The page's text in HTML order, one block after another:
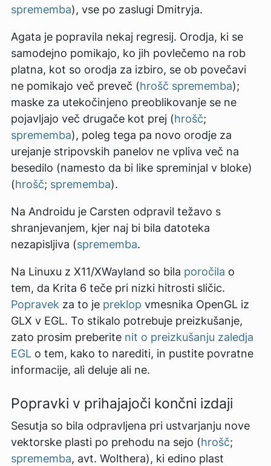
sprememba), vse po zaslugi Dmitryja.
Agata je popravila nekaj regresij. Orodja, ki se
samodejno pomikajo, ko jih povlečemo na rob
platna, kot so orodja za izbiro, se ob povečavi
ne pomikajo več preveč (hrošč sprememba);
maske za utekočinjeno preoblikovanje se ne
pojavljajo več drugače kot prej (hrošč;
sprememba), poleg tega pa novo orodje za
urejanje stripovskih panelov ne vpliva več na
besedilo (namesto da bi like spreminjal v bloke)
(hrošč; sprememba).
Na Androidu je Carsten odpravil težavo s
shranjevanjem, kjer naj bi bila datoteka
nezapisljiva (sprememba.
Na Linuxu z X11/XWayland so bila poročila o
tem, da Krita 6 teče pri nizki hitrosti sličic.
Popravek za to je preklop vmesnika OpenGL iz
GLX v EGL. To stikalo potrebuje preizkušanje,
zato prosim preberite nit o preizkušanju zaledja
EGL o tem, kako to narediti, in pustite povratne
informacije, ali deluje ali ne.
Popravki v prihajajoči končni izdaji
Sesutja so bila odpravljena pri ustvarjanju nove
vektorske plasti po prehodu na sejo (hrošč;
sprememba, avt. Wolthera), ki edino plast